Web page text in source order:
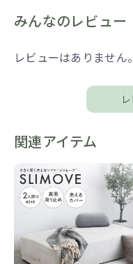
みんなのレビュー
レビューはありません。
関連アイテム